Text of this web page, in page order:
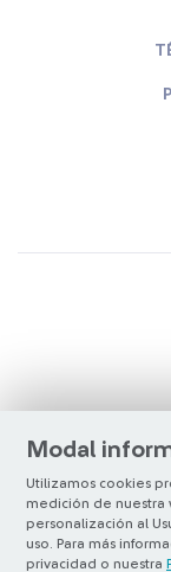
Modal
Utilizamos cookies
medición de nuestra
personalización al
uso. Para más
privacidad o nuestra
©